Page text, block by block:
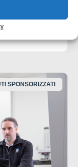
di
SPONSORIZZATI